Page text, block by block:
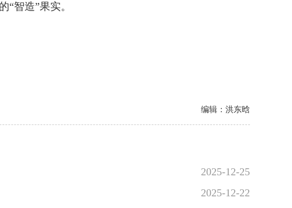
智造”果实。
编辑：洪东晗
2025-12-25
2025-12-22